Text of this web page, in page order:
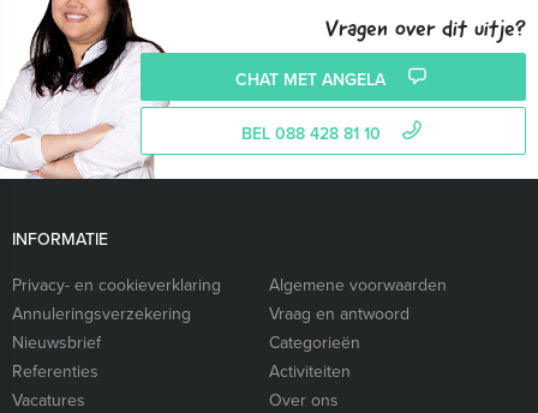
Vragen over dit uitje?
CHAT MET ANGELA
BEL 088 428 81 10
INFORMATIE
Privacy- en cookieverklaring
Algemene voorwaarden
Annuleringsverzekering
Vraag en antwoord
Nieuwsbrief
Categorieën
Referenties
Activiteiten
Vacatures
Over ons